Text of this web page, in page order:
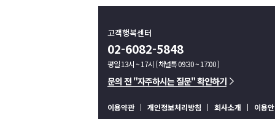
고객행복센터
02-6082-5848
평일 13시 ~ 17시 ( 채널톡 09:30 ~ 17:00 )
문의 전 "자주하시는 질문" 확인하기
이용약관 개인정보처리방침 회사소개 이용